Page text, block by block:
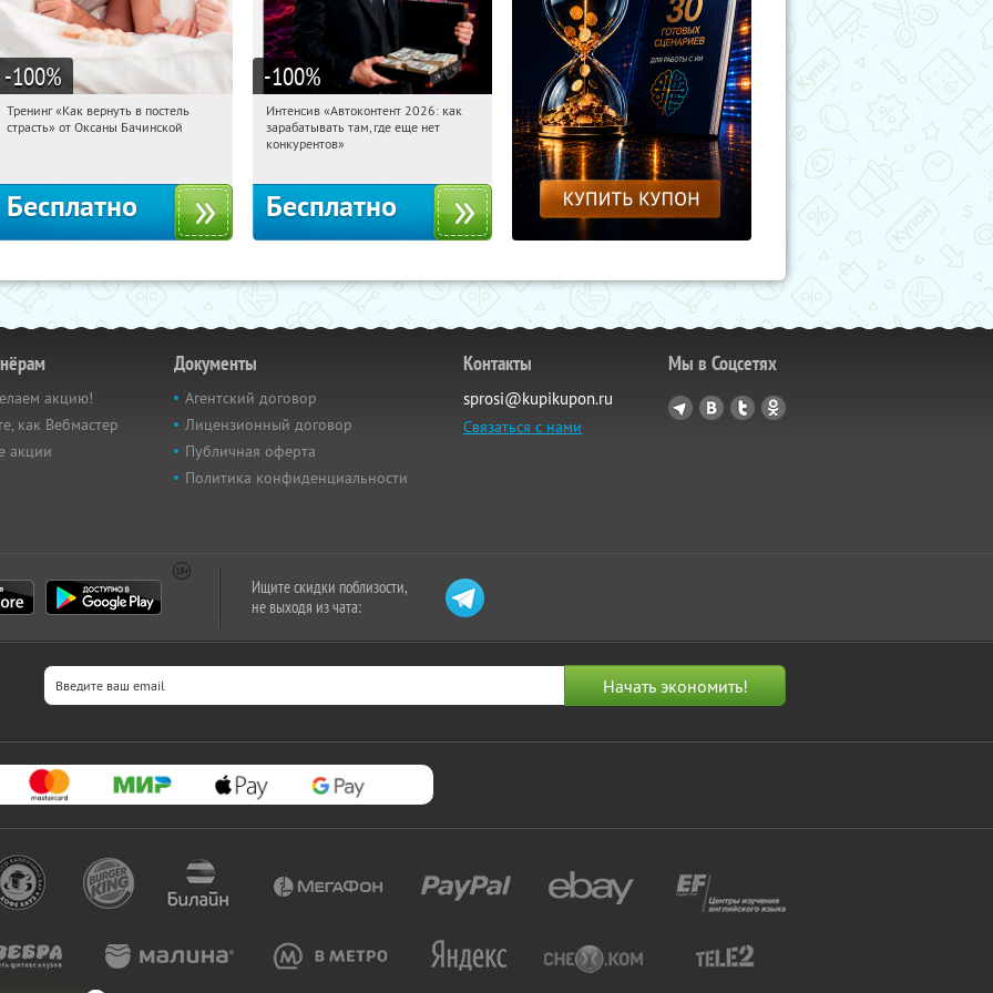
-100%
11:59:03 Получили:
Тренинг «Как вернуть в постель
страсть» от Оксаны Бачинской
Бесплатно
-100%
11:59:03 Получили:
Россия
Интенсив «Автоконтент 2026: как
зарабатывать там, где еще нет
конкурентов»
Бесплатно
акцию!
как Вебмастер
акции
Документы
Агентский договор
Лицензионный договор
Публичная оферта
Политика конфиденциальности
Контакты
sprosi@kupikupon.ru
Связаться с нами
Мы в Соцсетях
Ищите скидки поблизости,
не выходя из чата: